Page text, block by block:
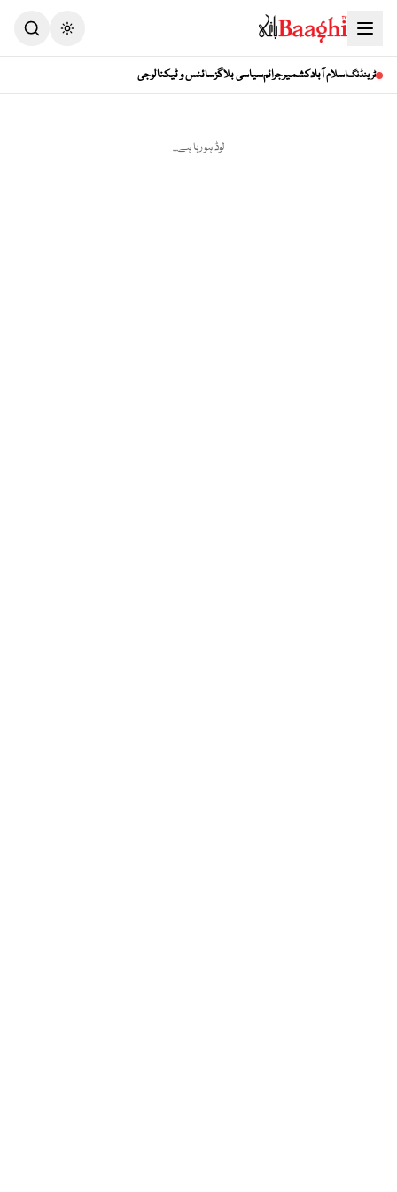
Toggle theme
ٹرینڈنگاسلام آبادکشمیرجرائمسیاسی بلاگزسائنس و ٹیکنالوجی
لوڈ ہو رہا ہے...